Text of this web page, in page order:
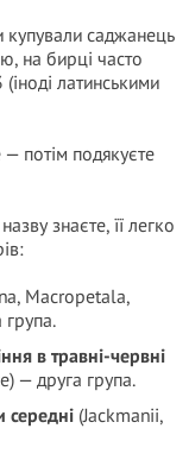
саджанець
на бирці часто
латинськими
потім подякуєте
знаєте, її легко
Macropetala,
в травні-червні
— друга група.
середні (Jackmanii,